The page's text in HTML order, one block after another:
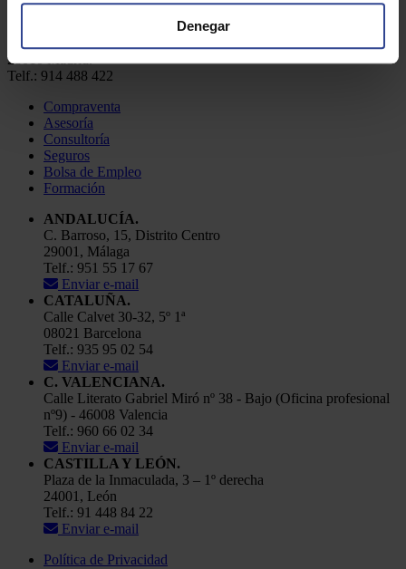
Denegar
C/ General Arrando, 9
28010 Madrid.
Telf.: 914 488 422
Compraventa
Asesoría
Consultoría
Seguros
Bolsa de Empleo
Formación
ANDALUCÍA.
C. Barroso, 15, Distrito Centro
29001, Málaga
Telf.: 951 55 17 67
Enviar e-mail
CATALUÑA.
Calle Calvet 30-32, 5º 1ª
08021 Barcelona
Telf.: 935 95 02 54
Enviar e-mail
C. VALENCIANA.
Calle Literato Gabriel Miró nº 38 - Bajo (Oficina profesional
nº9) - 46008 Valencia
Telf.: 960 66 02 34
Enviar e-mail
CASTILLA Y LEÓN.
Plaza de la Inmaculada, 3 – 1º derecha
24001, León
Telf.: 91 448 84 22
Enviar e-mail
Política de Privacidad